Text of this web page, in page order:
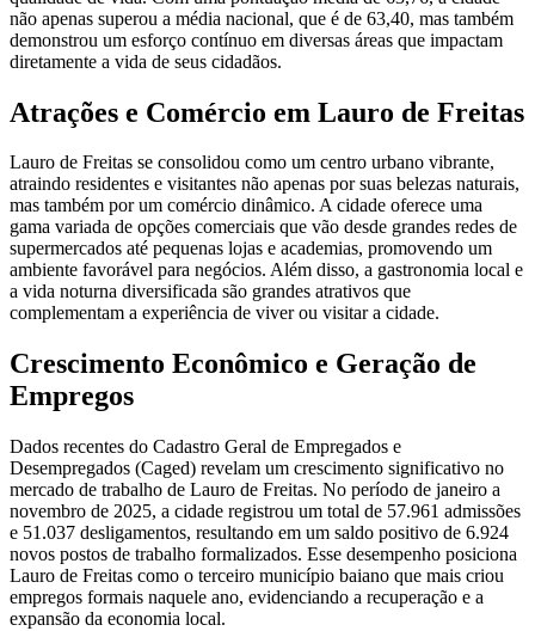
não apenas superou a média nacional, que é de 63,40, mas também
demonstrou um esforço contínuo em diversas áreas que impactam
diretamente a vida de seus cidadãos.
Atrações e Comércio em Lauro de Freitas
Lauro de Freitas se consolidou como um centro urbano vibrante,
atraindo residentes e visitantes não apenas por suas belezas naturais,
mas também por um comércio dinâmico. A cidade oferece uma
gama variada de opções comerciais que vão desde grandes redes de
supermercados até pequenas lojas e academias, promovendo um
ambiente favorável para negócios. Além disso, a gastronomia local e
a vida noturna diversificada são grandes atrativos que
complementam a experiência de viver ou visitar a cidade.
Crescimento Econômico e Geração de
Empregos
Dados recentes do Cadastro Geral de Empregados e
Desempregados (Caged) revelam um crescimento significativo no
mercado de trabalho de Lauro de Freitas. No período de janeiro a
novembro de 2025, a cidade registrou um total de 57.961 admissões
e 51.037 desligamentos, resultando em um saldo positivo de 6.924
novos postos de trabalho formalizados. Esse desempenho posiciona
Lauro de Freitas como o terceiro município baiano que mais criou
empregos formais naquele ano, evidenciando a recuperação e a
expansão da economia local.